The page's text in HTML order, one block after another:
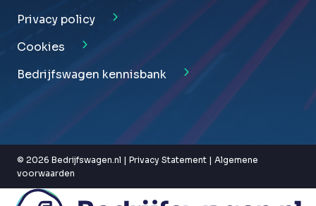
Privacy policy
Cookies
Bedrijfswagen kennisbank
© 2026 Bedrijfswagen.nl | Privacy Statement | Algemene
voorwaarden